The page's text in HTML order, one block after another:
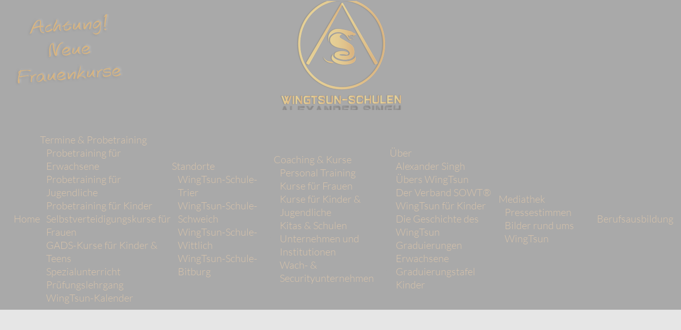
Home
Termine & Probetraining
Probetraining für
Erwachsene
Probetraining für
Jugendliche
Probetraining für Kinder
Selbstverteidigungskurse für
Frauen
GADS-Kurse für Kinder &
Teens
Spezialunterricht
Prüfungslehrgang
WingTsun-Kalender
Standorte
WingTsun-Schule-
Trier
WingTsun-Schule-
Schweich
WingTsun-Schule-
Wittlich
WingTsun-Schule-
Bitburg
Coaching & Kurse
Personal Training
Kurse für Frauen
Kurse für Kinder &
Jugendliche
Kitas & Schulen
Unternehmen und
Institutionen
Wach- &
Securityunternehmen
Über
Alexander Singh
Übers WingTsun
Der Verband SOWT®
WingTsun für Kinder
Die Geschichte des
WingTsun
Graduierungen
Erwachsene
Graduierungstafel
Kinder
Mediathek
Pressestimmen
Bilder rund ums
WingTsun
Berufsausbildung